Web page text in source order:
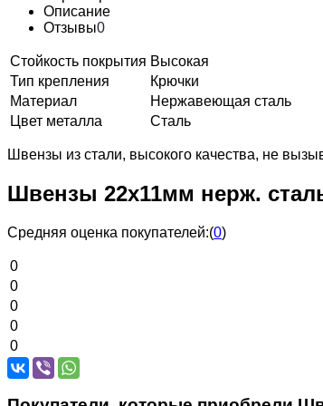
Описание
Отзывы0
Стойкость покрытия Высокая
Тип крепления
Крючки
Материал
Нержавеющая сталь
Цвет металла
Сталь
Швензы из стали, высокого качества, не
Швензы 22х11мм нерж.
Средняя оценка покупателей:(0)
0
0
0
0
0